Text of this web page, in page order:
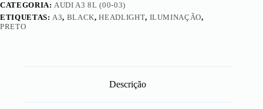
CATEGORIA:AUDI A3 8L (00-03)
ETIQUETAS:A3, BLACK,HEADLIGHT, ILUMINAÇÃO,
PRETO
Descrição